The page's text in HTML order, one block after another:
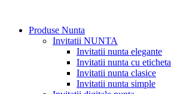
Produse Nunta
Invitatii NUNTA
Invitatii nunta elegante
Invitatii nunta cu eticheta
Invitatii nunta clasice
Invitatii nunta simple